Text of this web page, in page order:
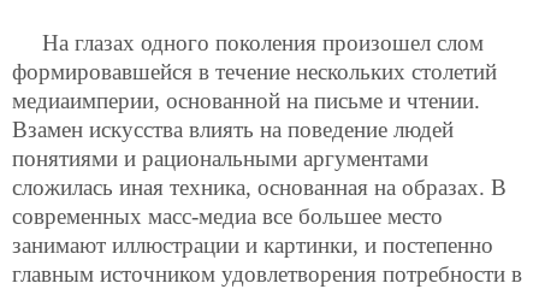
На глазах одного поколения произошел слом
формировавшейся в течение нескольких столетий
медиаимперии, основанной на письме и чтении.
Взамен искусства влиять на поведение людей
понятиями и рациональными аргументами
сложилась иная техника, основанная на образах. В
современных масс-медиа все большее место
занимают иллюстрации и картинки, и постепенно
главным источником удовлетворения потребности в